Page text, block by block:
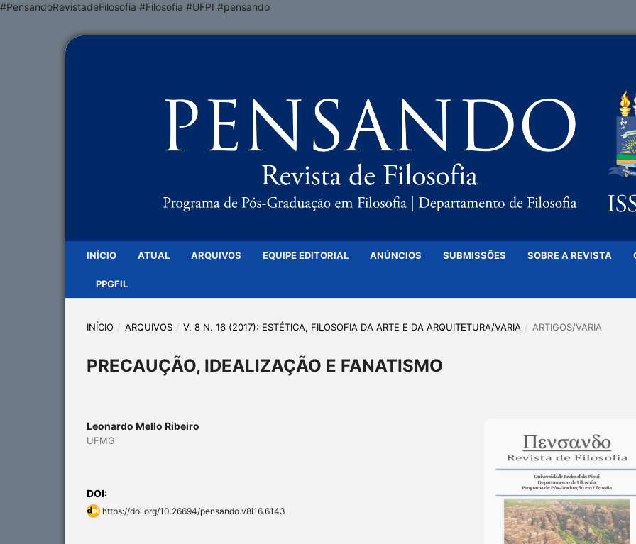
#PensandoRevistadeFilosofia #Filosofia #UFPI #pensando
INÍCIO ATUAL ARQUIVOS EQUIPE EDITORIAL ANÚNCIOS SUBMISSÕES SOBRE A REVISTA
PPGFIL
INÍCIO / ARQUIVOS / V. 8 N. 16 (2017): ESTÉTICA, FILOSOFIA DA ARTE E DA ARQUITETURA/VARIA / ARTIGOS/VARIA
PRECAUÇÃO, IDEALIZAÇÃO E FANATISMO
Leonardo Mello Ribeiro
UFMG
DOI:
https://doi.org/10.26694/pensando.v8i16.6143